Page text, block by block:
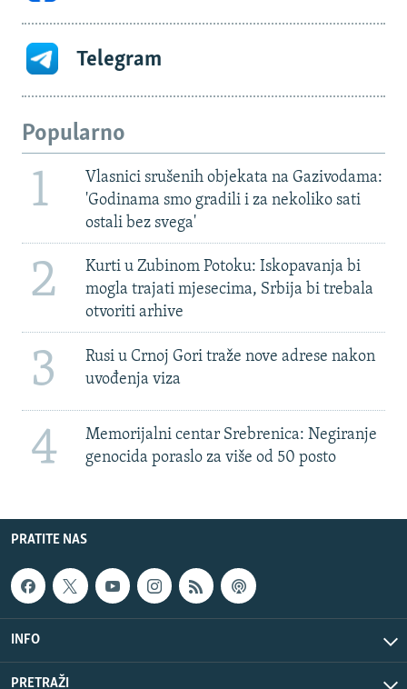
Telegram
Popularno
1
Vlasnici srušenih objekata na Gazivodama:
'Godinama smo gradili i za nekoliko sati
ostali bez svega'
2
Kurti u Zubinom Potoku: Iskopavanja bi
mogla trajati mjesecima, Srbija bi trebala
otvoriti arhive
3
Rusi u Crnoj Gori traže nove adrese nakon
uvođenja viza
4
Memorijalni centar Srebrenica: Negiranje
genocida poraslo za više od 50 posto
PRATITE NAS
INFO
PRETRAŽI